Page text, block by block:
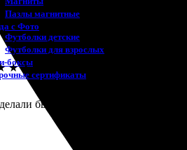
Пазлы магнитные
с Фото
Футболки детские
Футболки для взрослых
боксы
сертификаты
★ ★
быстро, качество на хорошем